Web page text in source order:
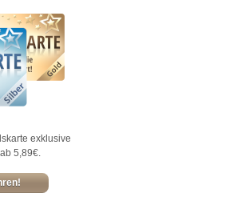
exklusive
5,89€.